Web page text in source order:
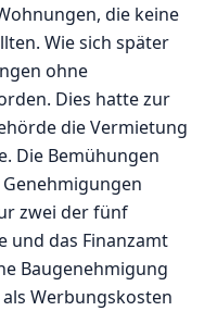
die keine
Wie sich später
ohne
Dies hatte zur
die Vermietung
Die Bemühungen
zwei der fünf
und das Finanzamt
Baugenehmigung
Werbungskosten